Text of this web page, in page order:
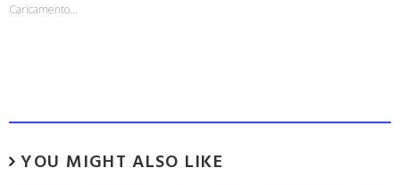
Caricamento...
YOU MIGHT ALSO LIKE